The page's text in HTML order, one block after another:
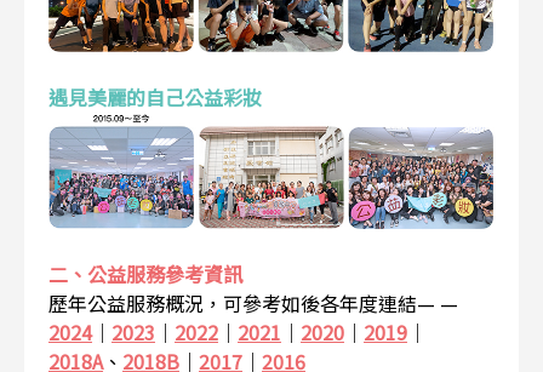
遇見美麗的自己公益彩妝
二、公益服務參考資訊
歷年公益服務概況，可參考如後各年度連結— —
2024｜ 2023 ｜ 2022 ｜ 2021 ｜ 2020 ｜ 2019 ｜
2018A、 2018B ｜ 2017 ｜ 2016